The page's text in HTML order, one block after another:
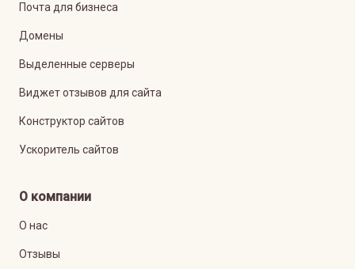
Почта для бизнеса
Домены
Выделенные серверы
Виджет отзывов для сайта
Конструктор сайтов
Ускоритель сайтов
О компании
О нас
Отзывы